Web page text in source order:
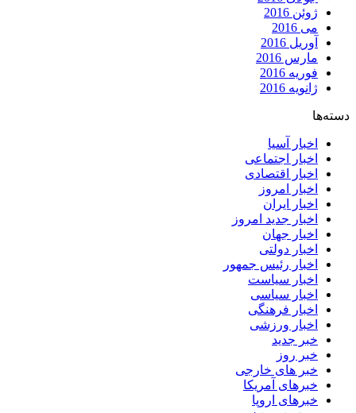
ژوئن 2016
می 2016
آوریل 2016
مارس 2016
فوریه 2016
ژانویه 2016
دسته‌ها
اخبار آسیا
اخبار اجتماعی
اخبار اقتصادی
اخبار امروز
اخبار ایران
اخبار جدید امروز
اخبار جهان
اخبار دولتی
اخبار رئیس جمهور
اخبار سیاست
اخبار سیاسی
اخبار فرهنگی
اخبار ورزشی
خبر جدید
خبر روز
خبر های خارجی
خبرهای آمریکا
خبرهای اروپا